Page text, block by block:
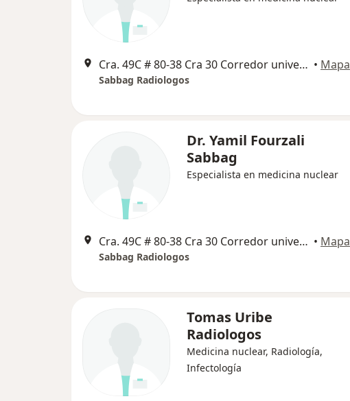
Cra. 49C # 80-38 Cra 30 Corredor universitario 1 - 850, Barranquilla • Mapa
Sabbag Radiologos
Dr. Yamil Fourzali
Sabbag
Especialista en medicina nuclear
Cra. 49C # 80-38 Cra 30 Corredor universitario 1 - 850, Barranquilla • Mapa
Sabbag Radiologos
Tomas Uribe
Radiologos
Medicina nuclear, Radiología,
Infectología